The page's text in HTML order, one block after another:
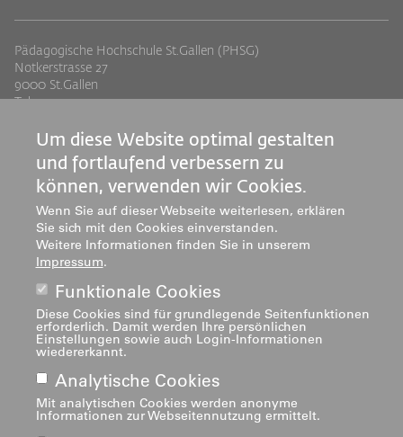
Pädagogische Hochschule St.Gallen (PHSG)
Notkerstrasse 27
9000 St.Gallen
Tel. +41 71 243 94 00
Footer
Links
Standorte
Jobs
Mediatheken
Footer
rechts
Studium
Weiterbildung
Dienstleistung
Institute
Über uns
Um diese Website optimal gestalten
und fortlaufend verbessern zu
können, verwenden wir Cookies.
Wenn Sie auf dieser Webseite weiterlesen, erklären
Sie sich mit den Cookies einverstanden.
Weitere Informationen finden Sie in unserem
Impressum.
Funktionale Cookies
Diese Cookies sind für grundlegende Seitenfunktionen
erforderlich. Damit werden Ihre persönlichen
Einstellungen sowie auch Login-Informationen
wiedererkannt.
Analytische Cookies
Mit analytischen Cookies werden anonyme
Informationen zur Webseitennutzung ermittelt.